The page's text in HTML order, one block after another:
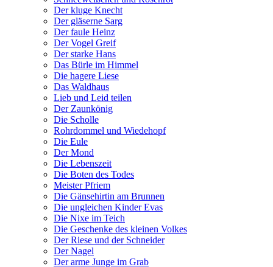
Der kluge Knecht
Der gläserne Sarg
Der faule Heinz
Der Vogel Greif
Der starke Hans
Das Bürle im Himmel
Die hagere Liese
Das Waldhaus
Lieb und Leid teilen
Der Zaunkönig
Die Scholle
Rohrdommel und Wiedehopf
Die Eule
Der Mond
Die Lebenszeit
Die Boten des Todes
Meister Pfriem
Die Gänsehirtin am Brunnen
Die ungleichen Kinder Evas
Die Nixe im Teich
Die Geschenke des kleinen Volkes
Der Riese und der Schneider
Der Nagel
Der arme Junge im Grab